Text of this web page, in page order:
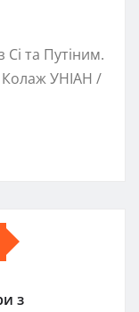
та Путіним.
Колаж УНІАН /
з